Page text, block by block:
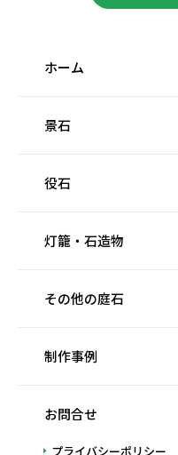
ホーム
景石
役石
灯籠・石造物
その他の庭石
制作事例
お問合せ
プライバシーポリシー